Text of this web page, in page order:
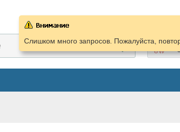
Слишком много запросов. Пожалуйста,